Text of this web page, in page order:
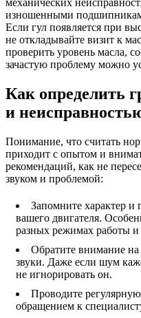
механических
изношенными
Если гул появляется при
не откладывайте визит к
проверить уровень масла,
зачастую проблему можно
Как определить
и
Понимание, что считать
приходит с опытом и
рекомендаций, как не
звуком и проблемой:
Запомните характер и
вашего двигателя.
разных режимах работы и
Обратите внимание
звуки. Даже если шум
не игнорировать он.
Проводите
обращением к